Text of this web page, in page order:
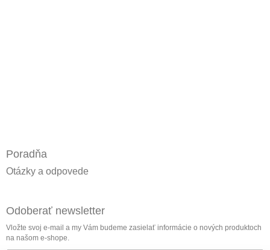
Poradňa
Otázky a odpovede
Odoberať newsletter
Vložte svoj e-mail a my Vám budeme zasielať informácie o nových produktoch
na našom e-shope.